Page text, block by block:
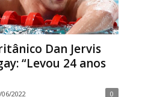
Dan Jervis
“Levou 24 anos
06/2022 0